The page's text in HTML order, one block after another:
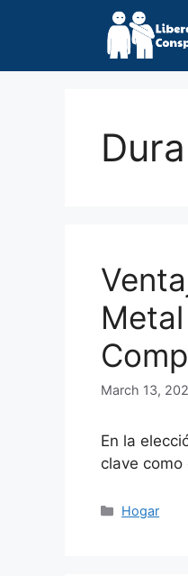
March 13,
En la
clave
Categories
Hogar